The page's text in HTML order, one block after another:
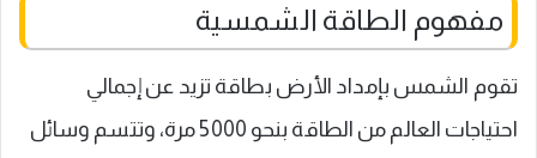
مفهوم الطاقة الشمسية
تقوم الشمس بإمداد الأرض بطاقة تزيد عن إجمالي
احتياجات العالم من الطاقة بنحو 5000 مرة، وتتسم وسائل